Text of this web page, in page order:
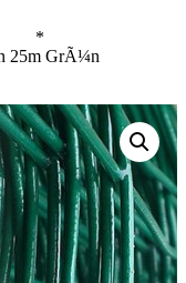
*
25m GrÃ¼n